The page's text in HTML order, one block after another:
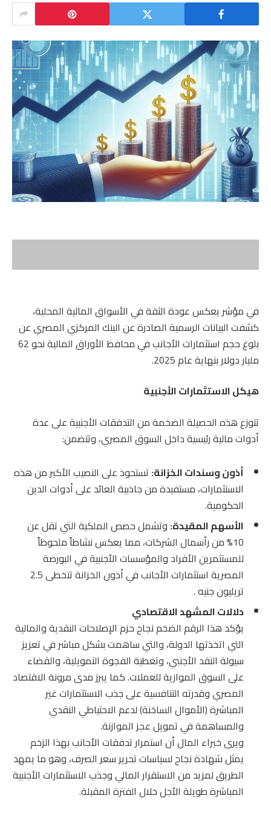
في مؤشر يعكس عودة الثقة في الأسواق المالية المحلية،
كشفت البيانات الرسمية الصادرة عن البنك المركزي المصريعن
بلوغ حجم استثمارات الأجانب في محافظ الأوراق المالية نحو 62
مليار دولار بنهاية عام 2025.
هيكل الاستثمارات الأجنبية
تتوزع هذه الحصيلة الضخمة من التدفقات الأجنبية على عدة
أدوات مالية رئيسية داخل السوق المصري، وتتضمن:
أذون وسندات الخزانة: تستحوذ على النصيب الأكبر من هذه
الاستثمارات، مستفيدة من جاذبية العائد على أدوات الدين
الحكومية.
الأسهم المقيدة: وتشمل حصص الملكية التي تقل عن
10% من رأسمال الشركات، مما يعكس نشاطاً ملحوظاً
للمستثمرين الأفراد والمؤسسات الأجنبية في البورصة
المصرية استثمارات الأجانب في أذون الخزانة تتخطى 2.5
تريليون جنيه .
دلالات المشهد الاقتصادي
يؤكد هذا الرقم الضخم نجاح حزم الإصلاحات النقدية والمالية
التي اتخذتها الدولة، والتي ساهمت بشكل مباشر في تعزيز
سيولة النقد الأجنبي، وتغطية الفجوة التمويلية، والقضاء
على السوق الموازية للعملات. كما يبرز مدى مرونة الاقتصاد
المصري وقدرته التنافسية على جذب الاستثمارات غير
المباشرة (الأموال الساخنة) لدعم الاحتياطي النقدي
والمساهمة في تمويل عجز الموازنة.
ويرى خبراء المال أن استمرار تدفقات الأجانب بهذا الزخم
يمثل شهادة نجاح لسياسات تحرير سعر الصرف، وهو ما يمهد
الطريق لمزيد من الاستقرار المالي وجذب الاستثمارات الأجنبية
المباشرة طويلة الأجل خلال الفترة المقبلة.